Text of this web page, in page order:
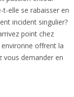
t-elle se rabaisser en
incident singulier?
point chez
offrent la
vous demander en